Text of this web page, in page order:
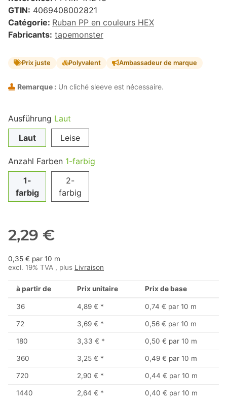
GTIN: 4069408002821
Catégorie: Ruban PP en couleurs HEX
Fabricants: tapemonster
Prix juste Polyvalent Ambassadeur de marque
Remarque : Un cliché sleeve est nécessaire.
Ausführung Laut
Laut
Leise
Anzahl Farben 1-farbig
1-
farbig
2-
farbig
2,29 €
0,35 € par 10 m
excl. 19% TVA , plus Livraison
à partir de Prix unitaire Prix de base
36 4,89 € * 0,74 € par 10 m
72 3,69 € * 0,56 € par 10 m
180 3,33 € * 0,50 € par 10 m
360 3,25 € * 0,49 € par 10 m
720 2,90 € * 0,44 € par 10 m
1440 2,64 € * 0,40 € par 10 m